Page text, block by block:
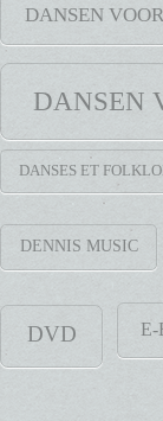
DANSEN
DANSEN
DANSES ET
DENNIS MUSIC
DVD E-